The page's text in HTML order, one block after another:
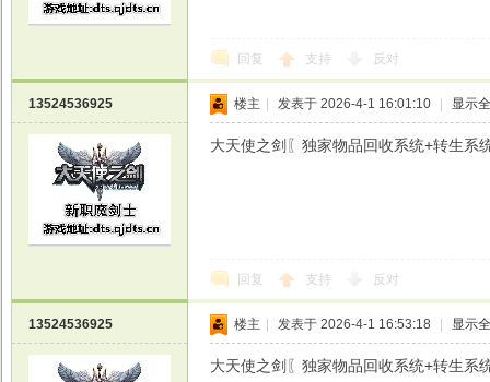
回复 支持 反对
13524536925 楼主 发表于 2026-4-1 16:01:10 显示
大天使之剑〖独家物品回收系统+转生
回复 支持 反对
13524536925 楼主 发表于 2026-4-1 16:53:18 显示
大天使之剑〖独家物品回收系统+转生